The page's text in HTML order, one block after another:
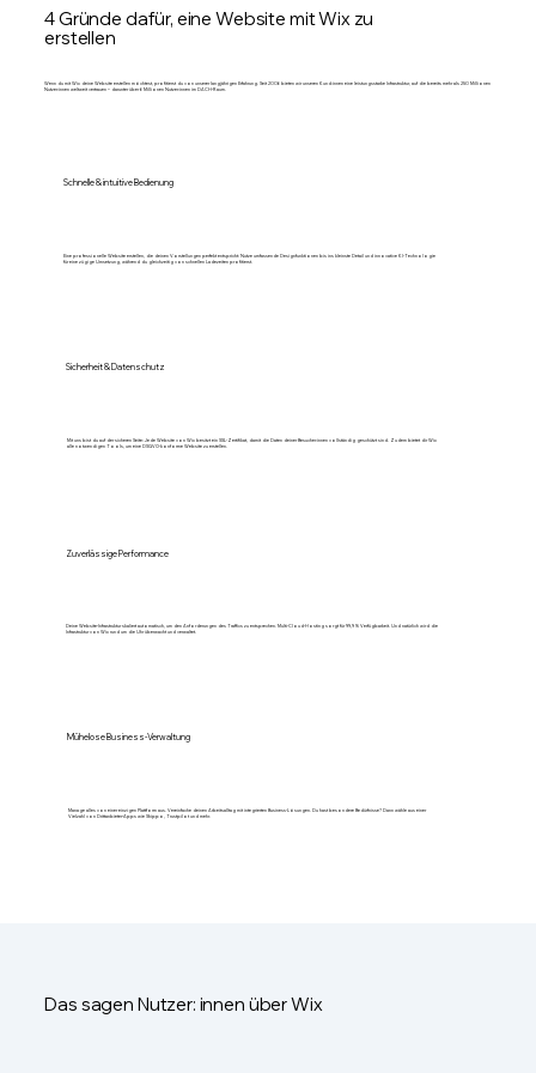
4 Gründe dafür, eine Website mit Wix zu
erstellen
Wenn du mit Wix deine Website erstellen möchtest, profitierst du von unserer langjährigen Erfahrung. Seit 2006 bieten wir unseren Kund:innen eine leistungsstarke Infrastruktur, auf die bereits mehr als 250 Millionen
Nutzer:innen weltweit vertrauen – darunter über 6 Millionen Nutzer:innen im DACH-Raum.
Schnelle & intuitive Bedienung
Eine professionelle Website erstellen, die deinen Vorstellungen perfekt entspricht: Nutze umfassende Designfunktionen bis ins kleinste Detail und innovative KI-Technologie
für eine zügige Umsetzung, während du gleichzeitig von schnellen Ladezeiten profitierst.
Sicherheit & Datenschutz
Mit uns bist du auf der sicheren Seite: Jede Website von Wix besitzt ein SSL-Zertifikat, damit die Daten deiner Besucher:innen vollständig geschützt sind. Zudem bietet dir Wix
alle notwendigen Tools, um eine DSGVO-konforme Website zu erstellen.
Zuverlässige Performance
Deine Website-Infrastruktur skaliert automatisch, um den Anforderungen des Traffics zu entsprechen. Multi-Cloud-Hosting sorgt für 99,9 % Verfügbarkeit. Und natürlich wird die
Infrastruktur von Wix rund um die Uhr überwacht und verwaltet.
Mühelose Business-Verwaltung
Manage alles von einer einzigen Plattform aus. Vereinfache deinen Arbeitsalltag mit integrierten Business-Lösungen. Du hast besondere Bedürfnisse? Dann wähle aus einer
Vielzahl von Drittanbieter-Apps wie Shippo, Trustpilot und mehr.
Das sagen Nutzer: innen über Wix